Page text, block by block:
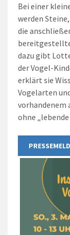
Bei einer
werden
die
dazu gibt
der Vogel-
erklärt sie
Vogelarten
vorhandenem
ohne